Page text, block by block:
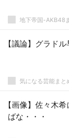
地下帝国-AKB48
【議論】グラド
気になる芸能まと
【画像】佐々木
ばな・・・